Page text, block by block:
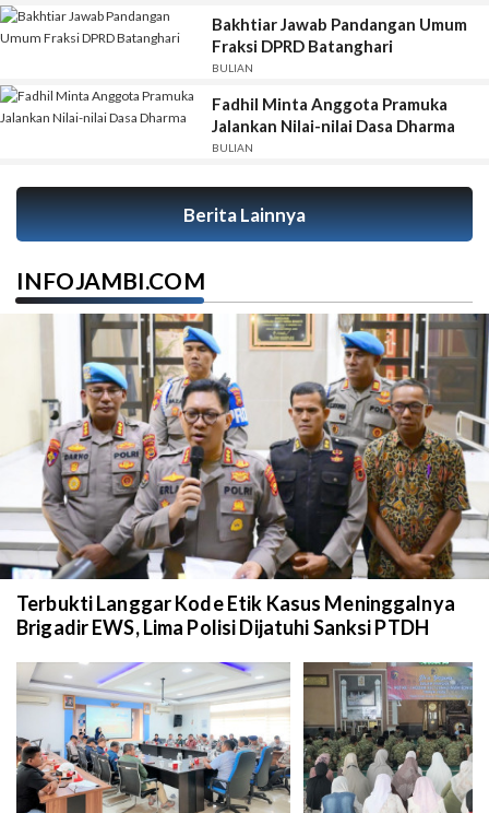
Bakhtiar Jawab Pandangan Umum
Fraksi DPRD Batanghari
BULIAN
Fadhil Minta Anggota Pramuka
Jalankan Nilai-nilai Dasa Dharma
BULIAN
Berita Lainnya
INFOJAMBI.COM
Terbukti Langgar Kode Etik Kasus Meninggalnya
Brigadir EWS, Lima Polisi Dijatuhi Sanksi PTDH